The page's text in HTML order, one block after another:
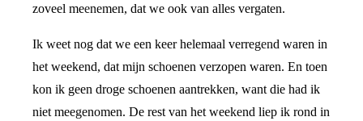
zoveel meenemen, dat we ook van alles vergaten.
Ik weet nog dat we een keer helemaal verregend waren in
het weekend, dat mijn schoenen verzopen waren. En toen
kon ik geen droge schoenen aantrekken, want die had ik
niet meegenomen. De rest van het weekend liep ik rond in